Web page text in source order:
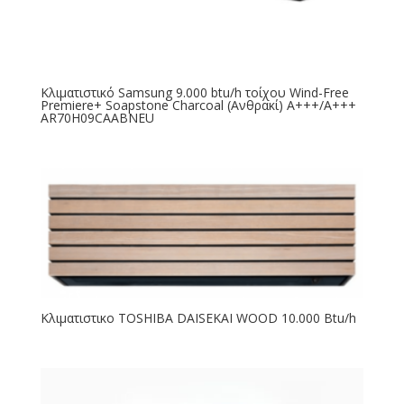
Κλιματιστικό Samsung 9.000 btu/h τοίχου Wind-Free
Premiere+ Soapstone Charcoal (Ανθρακί) A+++/A+++
AR70H09CAABNEU
Κλιματιστικο TOSHIBA DAISEKAI WOOD 10.000 Btu/h